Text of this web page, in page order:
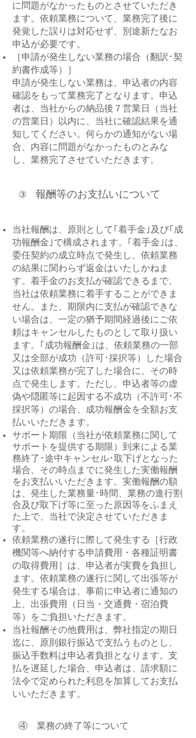
に問題がなかったものとさせていただき
ます。依頼業務について、業務完了後に
発覚した誤りは対応せず、別途新たなお
申込が必要です。
［申請が発生しない業務の場合（翻訳･契
約書作成等）］
申請が発生しない業務は、申込者の内容
確認をもって業務完了となります。申込
者は、当社からの納品後７営業日（当社
の営業日）以内に、当社に確認結果を通
知してください。何らかの通知がない場
合、内容に問題がなかったものとみな
し、業務完了させていただきます。
③ 報酬等のお支払いについて​
当社報酬は、原則として｢着手金｣及び｢成
功報酬金｣で構成されます。｢着手金｣は、
委任契約の成立時点で発生し、依頼業務
の結果に関わらず返金はいたしかねま
す。着手金のお支払が確認できるまで、
当社は依頼業務に着手することができま
せん。また、期限内に支払が確認できな
い場合は、一定の猶予期間経過後にご依
頼はキャンセルしたものとして取り扱い
ます。｢成功報酬金｣は、依頼業務の一部
又は全部が成功（許可･採択等）した場合
又は依頼業務が完了した場合に、その時
点で発生します。ただし、申込者等の虚
偽や隠匿等に起因する不成功（不許可･不
採択等）の場合、成功報酬金を全額お支
払いいただきます。
サポート期限（当社が依頼業務に関して
サポートを提供する期限）到来による業
務終了･途中キャンセル･取下げとなった
場合、その時点までに発生した実働報酬
をお支払いいただきます。実働報酬の額
は、発生した業務量･時間、業務の進行割
合及び取下げ等に至った原因等をふまえ
た上で、当社で決定させていただきま
す。
依頼業務の遂行に際して発生する［行政
機関等へ納付する申請費用・各種証明書
の取得費用］は、申込者が実費を負担し
ます。依頼業務の遂行に関して出張等が
発生する場合は、事前に申込者に通知の
上、出張費用（日当・交通費・宿泊費
等）をご負担いただきます。
当社報酬その他費用は、弊社指定の期日
迄に、原則銀行振込で支払うものとし、
振込手数料は申込者負担となります。支
払を遅延した場合、申込者は、請求額に
法令で定められた利息を加算してお支払
いいただきます。
④ 業務の終了等について